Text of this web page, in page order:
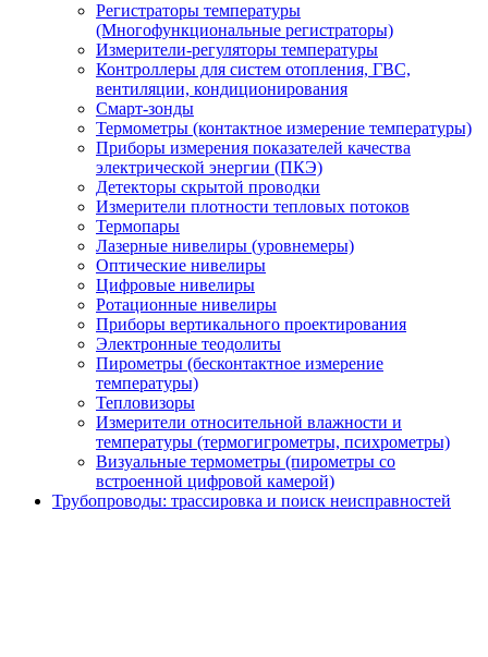
Регистраторы температуры
(Многофункциональные регистраторы)
Измерители-регуляторы температуры
Контроллеры для систем отопления, ГВС,
вентиляции, кондиционирования
Смарт-зонды
Термометры (контактное измерение температуры)
Приборы измерения показателей качества
электрической энергии (ПКЭ)
Детекторы скрытой проводки
Измерители плотности тепловых потоков
Термопары
Лазерные нивелиры (уровнемеры)
Оптические нивелиры
Цифровые нивелиры
Ротационные нивелиры
Приборы вертикального проектирования
Электронные теодолиты
Пирометры (бесконтактное измерение
температуры)
Тепловизоры
Измерители относительной влажности и
температуры (термогигрометры, психрометры)
Визуальные термометры (пирометры со
встроенной цифровой камерой)
Трубопроводы: трассировка и поиск неисправностей